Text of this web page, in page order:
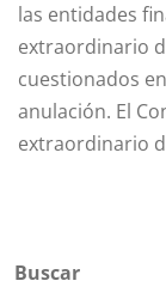
las entidades
extraordinario
cuestionados
anulación. El
extraordinario
Buscar